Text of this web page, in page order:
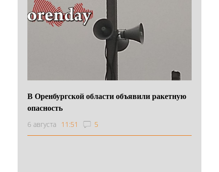
В Оренбургской области объявили ракетную
опасность
6 августа 11:51 5